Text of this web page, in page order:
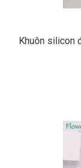
Khuôn silicon